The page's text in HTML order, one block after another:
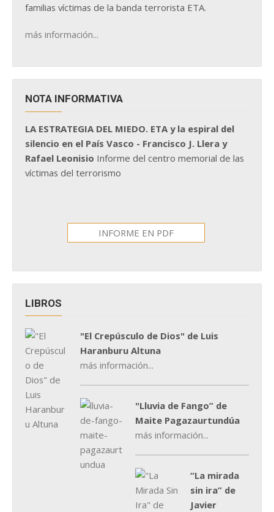
familias víctimas de la banda terrorista ETA.
más información...
NOTA INFORMATIVA
LA ESTRATEGIA DEL MIEDO. ETA y la espiral del
silencio en el País Vasco - Francisco J. Llera y
Rafael Leonisio Informe del centro memorial de las
víctimas del terrorismo
INFORME EN PDF
LIBROS
"El Crepúsculo de Dios" de Luis
Haranburu Altuna
más información...
"Lluvia de Fango” de
Maite Pagazaurtundúa
más información...
“La mirada
sin ira” de
Javier